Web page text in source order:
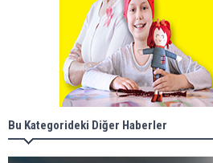
Bu Kategorideki Diğer Haberler